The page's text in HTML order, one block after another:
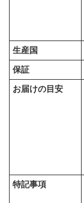
生産国
保証
お届けの目安
特記事項